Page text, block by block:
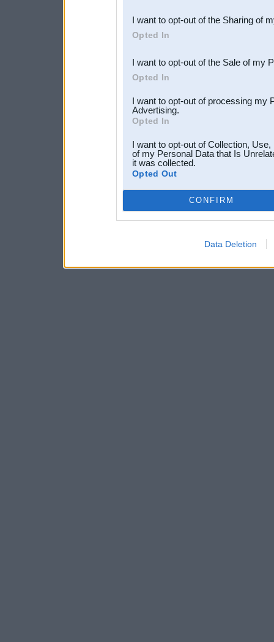
Downstream Participants
third parties.
I want to opt-out of the Sharing of
Opted In
I want to opt-out of the Sale of my
Opted In
I want to opt-out of processing my
Advertising.
Opted In
I want to opt-out of Collection,
of my Personal Data that Is
it was collected.
Opted Out
CONFIRM
Data Deletion